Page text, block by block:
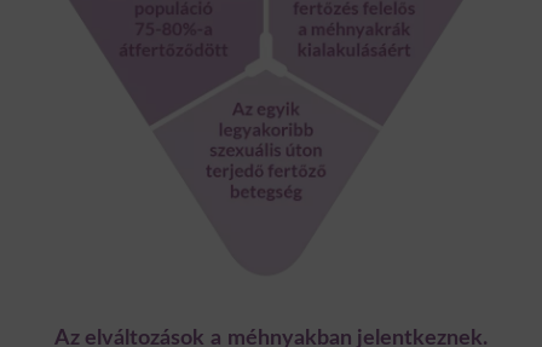
Az elváltozások a méhnyakban jelentkeznek.